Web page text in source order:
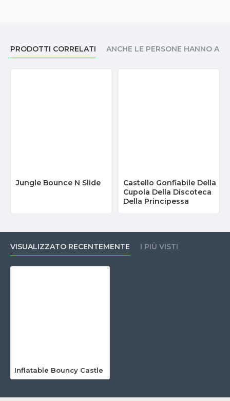
PRODOTTI CORRELATI ANCHE LE PERSONE HANNO
Jungle Bounce N Slide
Castello Gonfiabile Della
Cupola Della Discoteca
Della Principessa
VISUALIZZATO RECENTEMENTE I PIÙ VISTI
Inflatable Bouncy Castle